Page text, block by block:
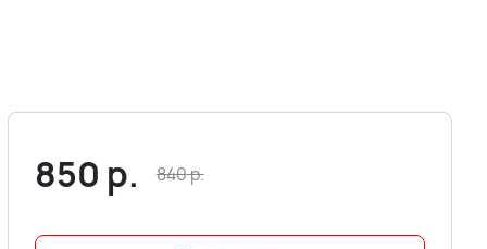
850 р. 840р.